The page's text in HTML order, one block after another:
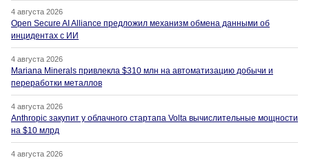
4 августа 2026
Open Secure AI Alliance предложил механизм обмена данными об
инцидентах с ИИ
4 августа 2026
Mariana Minerals привлекла $310 млн на автоматизацию добычи и
переработки металлов
4 августа 2026
Anthropic закупит у облачного стартапа Volta вычислительные мощности
на $10 млрд
4 августа 2026